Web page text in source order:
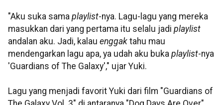
"Aku suka sama playlist-nya. Lagu-lagu yang mereka
masukkan dari yang pertama itu selalu jadi playlist
andalan aku. Jadi, kalau enggak tahu mau
mendengarkan lagu apa, ya udah aku buka playlist-nya
'Guardians of The Galaxy'," ujar Yuki.
Lagu yang menjadi favorit Yuki dari film "Guardians of